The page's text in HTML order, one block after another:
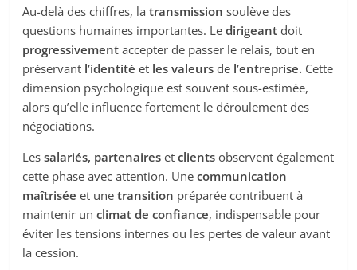
Au-delà des chiffres, latransmission soulève des
questions humaines importantes. Ledirigeant doit
progressivement accepter de passer le relais, tout en
préservant l’identité et les valeurs de l’entreprise. Cette
dimension psychologique est souvent sous-estimée,
alors qu’elle influence fortement le déroulement des
négociations.
Lessalariés, partenaires etclients observent également
cette phase avec attention. Unecommunication
maîtrisée et unetransition préparée contribuent à
maintenir unclimat de confiance, indispensable pour
éviter les tensions internes ou les pertes de valeur avant
la cession.